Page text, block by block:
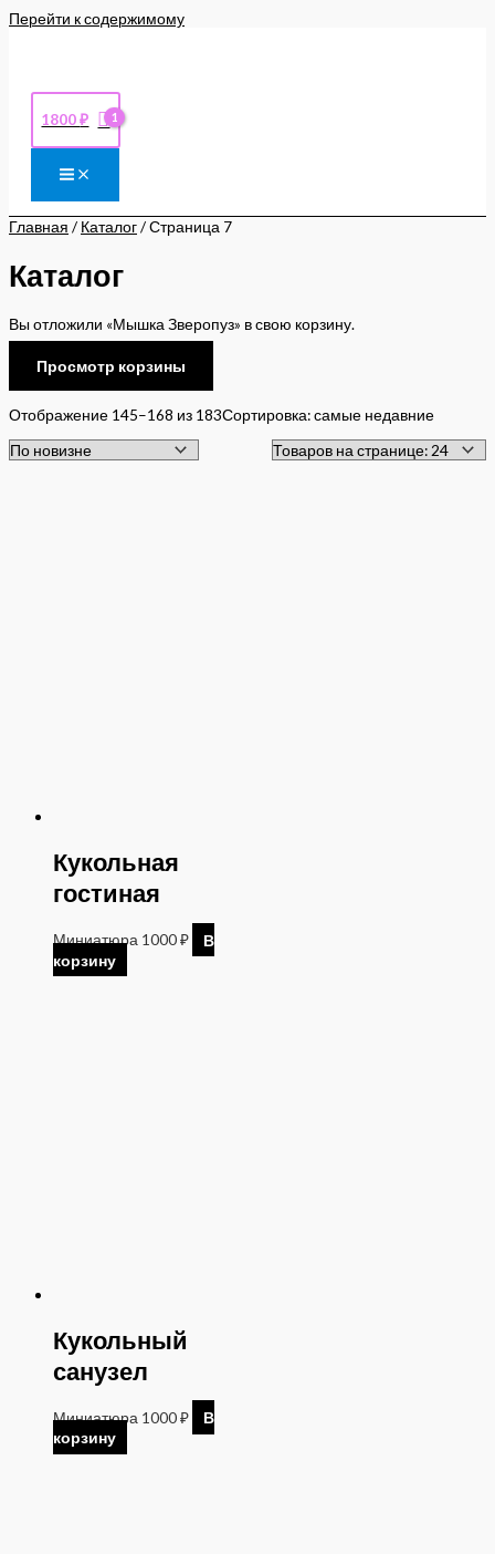
Перейти к содержимому
1800₽
Главная / Каталог/ Страница 7
Каталог
Вы отложили «Мышка Зверопуз» в свою корзину.
Просмотр корзины
Отображение 145–168 из 183Сортировка: самые недавние
Кукольная
гостиная
Миниатюра 1000₽
В
корзину
Кукольный
санузел
Миниатюра 1000₽
В
корзину